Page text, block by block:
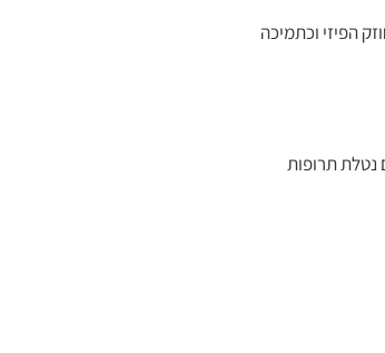
הפיזי וכתמיכה
נטלת תרופות